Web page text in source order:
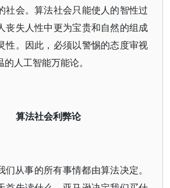
社会。算法社会只能使人的智性过
丧失人性中更为宝贵和自然的组成
性。因此，必须以警惕的态度审视
人工智能万能论。
算法社会利弊论
们从事的所有事情都由算法决定。